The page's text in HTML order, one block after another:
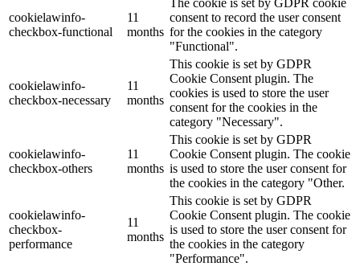
cookielawinfo-
checkbox-functional
11
months
consent to record the user consent
for the cookies in the category
"Functional".
cookielawinfo-
checkbox-necessary
11
months
This cookie is set by GDPR
Cookie Consent plugin. The
cookies is used to store the user
consent for the cookies in the
category "Necessary".
cookielawinfo-
checkbox-others
11
months
This cookie is set by GDPR
Cookie Consent plugin. The cookie
is used to store the user consent for
the cookies in the category "Other.
cookielawinfo-
checkbox-
performance
11
months
This cookie is set by GDPR
Cookie Consent plugin. The cookie
is used to store the user consent for
the cookies in the category
"Performance".